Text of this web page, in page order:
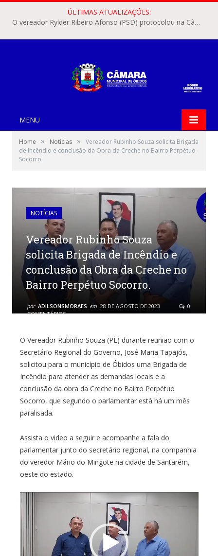
ÚLTIMAS ATUALIZAÇÕES:
O vereador Rylder Ribeiro Afonso (PSD) protocolou na Câmara Municipal de Óbidos o Requerimento nº 346/2026.
MENU
Home » Notícias »
Vereador Rubinho Souza solicita Brigada
de Incêndio e conclusão da Obra da Creche no Bairro Perpétuo
Socorro.
NOTÍCIAS
Vereador Rubinho Souza
solicita Brigada de Incêndio e
conclusão da Obra da Creche no
Bairro Perpétuo Socorro.
por ADILSONSMORAES em 28 DE AGOSTO DE 2023
0
COMENTÁRIOS
O Vereador Rubinho Souza (PL) durante reunião com o
Secretário Regional do Governo, José Maria Tapajós,
solicitou para o município de Óbidos uma Brigada de
Incêndio para atender as demandas locais e a
conclusão da obra da Creche no Bairro Perpétuo
Socorro, que segundo o parlamentar está há um mês
paralisada.
Assista o video a seguir e acompanhe a fala do
parlamentar junto do secretário regional, na companhia
do veredor Mário do Mingote na cidade de Santarém,
oeste do estado.